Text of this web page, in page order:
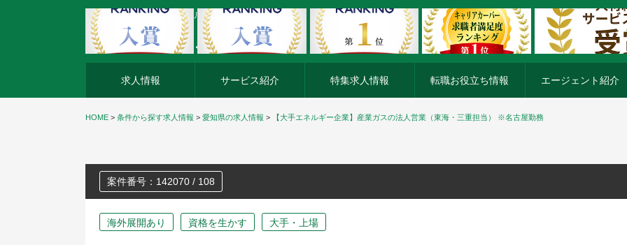
外資系企業の転職・キャリア転職ならアージスジャパン
求人情報 サービス紹介 特集求人情報 転職お役立ち情報 エージェント紹介
HOME > 条件から探す求人情報 > 愛知県の求人情報 > 【大手エネルギー企業】産業ガスの法人営業（東海・三重担当） ※名古屋勤務
案件番号：142070 / 108
海外展開あり 資格を生かす 大手・上場